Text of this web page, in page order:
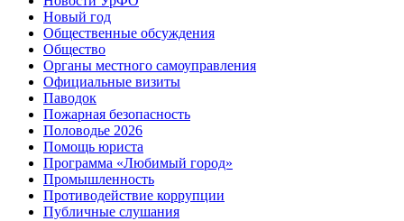
Новый год
Общественные обсуждения
Общество
Органы местного самоуправления
Официальные визиты
Паводок
Пожарная безопасность
Половодье 2026
Помощь юриста
Программа «Любимый город»
Промышленность
Противодействие коррупции
Публичные слушания